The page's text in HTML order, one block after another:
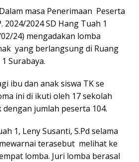
Dalam masa Penerimaan Peserta
2024/2024 SD Hang Tuah 1
24) mengadakan lomba
yang berlangsung di Ruang
Surabaya.
ibu dan anak siswa TK se
ini di ikuti oleh 17 sekolah
dengan jumlah peserta 104.
1, Leny Susanti, S.Pd selama
terasebut melihat ke
lomba. Juri lomba berasal